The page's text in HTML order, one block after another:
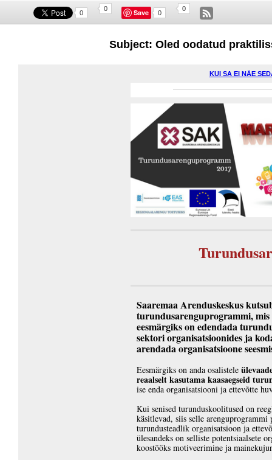
0
0 Save 0
0
Subject: Oled oodatud
KUI SA EI NÄE
Saaremaa Arenduskeskus
turundusarenguprogrammi,
eesmärgiks on edendada
sektori organisatsioonides ja
arendada organisatsioone
Eesmärgiks on anda osalistele
reaalselt kasutama kaasaegseid
ise enda organisatsiooni ja ettevõtte
Kui senised turunduskoolitused on
käsitlevad, siis selle
turundusteadlik organisatsioon ja
ülesandeks on selliste potentsiaalsete
koostööks motiveerimine ja